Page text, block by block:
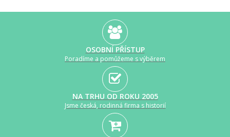
OSOBNÍ PŘÍSTUP
Poradíme a pomůžeme s výběrem
NA TRHU OD ROKU 2005
Jsme česká, rodinná firma s historií